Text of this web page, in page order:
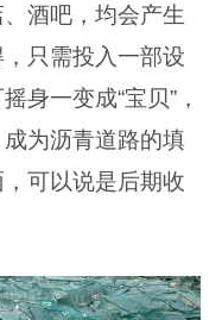
酒吧，均会产生
只需投入一部设
身一变成“宝贝”，
为沥青道路的填
可以说是后期收